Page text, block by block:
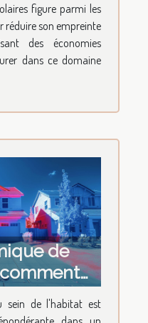
figure parmi les
réduire son empreinte
des économies
dans ce domaine
de
quel
sein de l'habitat est